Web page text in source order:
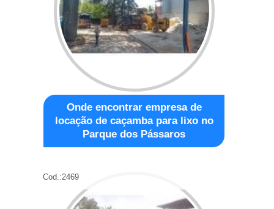
Onde encontrar empresa de
locação de caçamba para lixo no
Parque dos Pássaros
Cod.:2469